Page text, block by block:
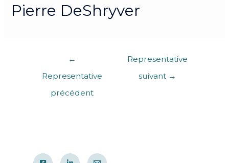
Pierre DeShryver
←
Representative
précédent
Representative
suivant →